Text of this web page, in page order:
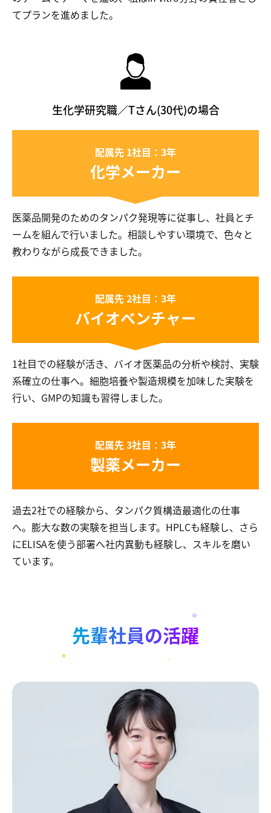
てプランを進めました。
生化学研究職／Tさん(30代)の場合
配属先 1社目：3年
化学メーカー
医薬品開発のためのタンパク発現等に従事し、社員とチ
ームを組んで行いました。相談しやすい環境で、色々と
教わりながら成長できました。
配属先 2社目：3年
バイオベンチャー
1社目での経験が活き、バイオ医薬品の分析や検討、実験
系確立の仕事へ。細胞培養や製造規模を加味した実験を
行い、GMPの知識も習得しました。
配属先 3社目：3年
製薬メーカー
過去2社での経験から、タンパク質構造最適化の仕事
へ。膨大な数の実験を担当します。HPLCも経験し、さら
にELISAを使う部署へ社内異動も経験し、スキルを磨い
ています。
先輩社員の活躍